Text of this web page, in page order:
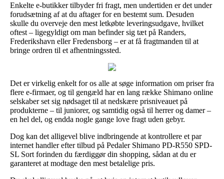
Enkelte e-butikker tilbyder fri fragt, men undertiden er det under
forudsætning af at du aftager for en bestemt sum. Desuden
skulle du overveje den mest letkøbte leveringsudgave, hvilket
oftest – ligegyldigt om man befinder sig tæt på Randers,
Frederikshavn eller Fredensborg – er at få fragtmanden til at
bringe ordren til et afhentningssted.
Det er virkelig enkelt for os alle at søge information om priser fra
flere e-firmaer, og til gengæld har en lang række Shimano online
selskaber set sig nødsaget til at nedskære prisniveauet på
produkterne – til juniorer, og samtidig også til herrer og damer –
en hel del, og endda nogle gange love fragt uden gebyr.
Dog kan det alligevel blive indbringende at kontrollere et par
internet handler efter tilbud på Pedaler Shimano PD-R550 SPD-
SL Sort forinden du færdiggør din shopping, sådan at du er
garanteret at modtage den mest betalelige pris.